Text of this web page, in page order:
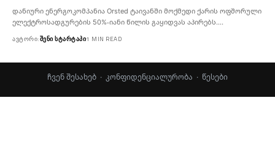
დანიური ენერგოკომპანია Orsted ტაივანში მოქმედი ქარის ოფშორული
ელექტროსადგურების 50%-იანი წილის გაყიდვას აპირებს.…
ᲐᲕᲢᲝᲠᲘ:ᲨᲔᲜᲘ ᲡᲢᲐᲠᲢᲐᲞᲘ1 MIN READ
ჩვენ შესახებ · კონფიდენციალურობა · წესები